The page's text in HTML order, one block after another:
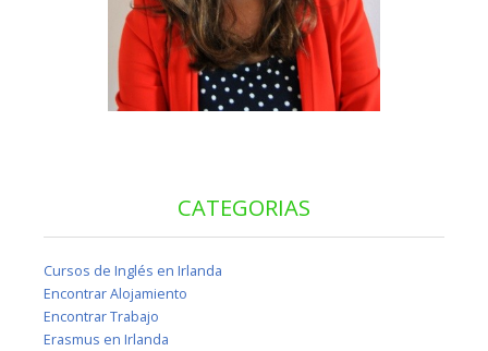
CATEGORIAS
Cursos de Inglés en Irlanda
Encontrar Alojamiento
Encontrar Trabajo
Erasmus en Irlanda